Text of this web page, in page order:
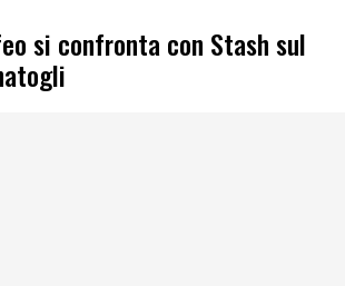
si confronta con Stash sul